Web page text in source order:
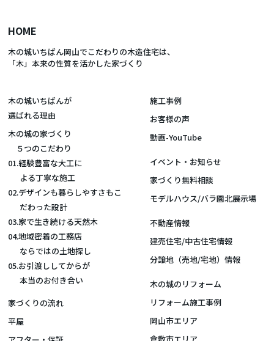
HOME
木の城いちばん岡山でこだわりの木造住宅は、
「木」本来の性質を活かした家づくり
木の城いちばんが
選ばれる理由
木の城の家づくり
５つのこだわり
01.経験豊富な大工に
よる丁寧な施工
02.デザインも暮らしやすさもこ
だわった設計
03.家で生き続ける天然木
04.地域密着の工務店
ならではの土地探し
05.お引渡ししてからが
本当のお付き合い
家づくりの流れ
平屋
施工事例
お客様の声
動画-YouTube
イベント・お知らせ
家づくり無料相談
モデルハウス/バラ園北展示場
不動産情報
建売住宅/中古住宅情報
分譲地（売地/宅地）情報
木の城のリフォーム
リフォーム施工事例
岡山市エリア